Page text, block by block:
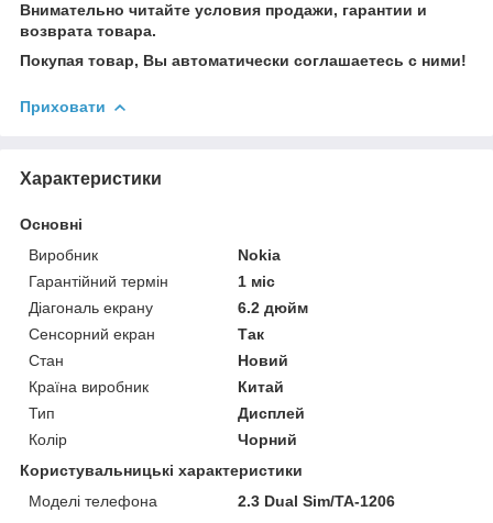
Внимательно читайте условия продажи, гарантии и
возврата товара.
Покупая товар, Вы автоматически соглашаетесь с ними!
Приховати
Характеристики
Основні
Виробник
Nokia
Гарантійний термін
1 міс
Діагональ екрану
6.2 дюйм
Сенсорний екран
Так
Стан
Новий
Країна виробник
Китай
Тип
Дисплей
Колір
Чорний
Користувальницькі характеристики
Моделі телефона
2.3 Dual Sim/TA-1206